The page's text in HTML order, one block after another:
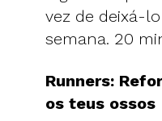
vez de deixá-
semana. 20
Runners:
os teus ossos